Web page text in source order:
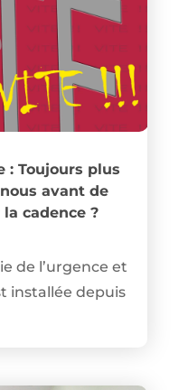
: Toujours plus
avant de
cadence ?
de l’urgence et
installée depuis